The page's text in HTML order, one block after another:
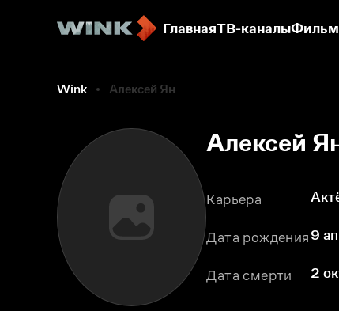
ГлавнаяТВ-каналы
Wink Алексей Ян
Алексей
Карьера
Дата рождения 9
Дата смерти 2